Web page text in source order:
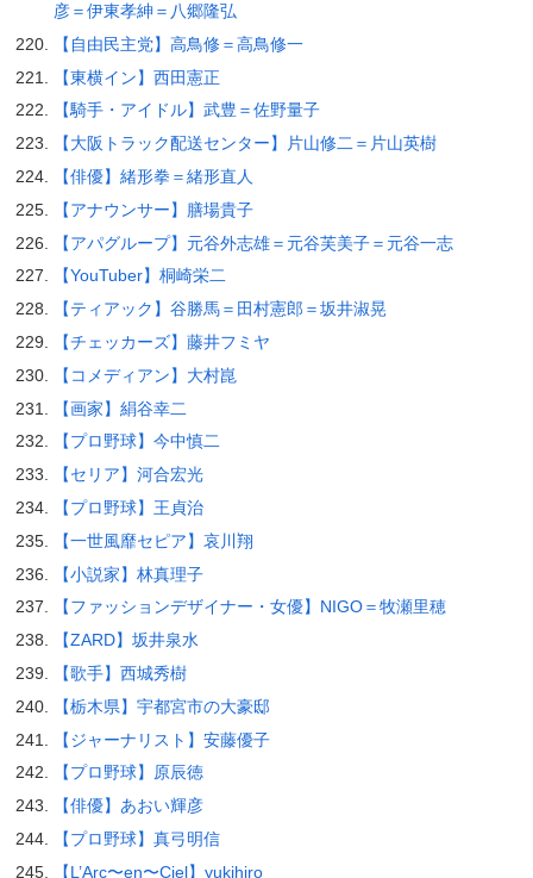
彦＝伊東孝紳＝八郷隆弘
【自由民主党】高鳥修＝高鳥修一
【東横イン】西田憲正
【騎手・アイドル】武豊＝佐野量子
【大阪トラック配送センター】片山修二＝片山英樹
【俳優】緒形拳＝緒形直人
【アナウンサー】膳場貴子
【アパグループ】元谷外志雄＝元谷芙美子＝元谷一志
【YouTuber】桐崎栄二
【ティアック】谷勝馬＝田村憲郎＝坂井淑晃
【チェッカーズ】藤井フミヤ
【コメディアン】大村崑
【画家】絹谷幸二
【プロ野球】今中慎二
【セリア】河合宏光
【プロ野球】王貞治
【一世風靡セピア】哀川翔
【小説家】林真理子
【ファッションデザイナー・女優】NIGO＝牧瀬里穂
【ZARD】坂井泉水
【歌手】西城秀樹
【栃木県】宇都宮市の大豪邸
【ジャーナリスト】安藤優子
【プロ野球】原辰徳
【俳優】あおい輝彦
【プロ野球】真弓明信
【L’Arc〜en〜Ciel】yukihiro